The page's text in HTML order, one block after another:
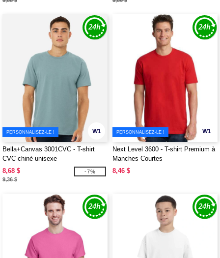
W1
PERSONNALISEZ-LE !
Bella+Canvas 3001CVC - T-shirt
CVC chiné unisexe
8,68 $
9,36 $
-7%
W1
PERSONNALISEZ-LE !
Next Level 3600 - T-shirt Premium à
Manches Courtes
8,46 $